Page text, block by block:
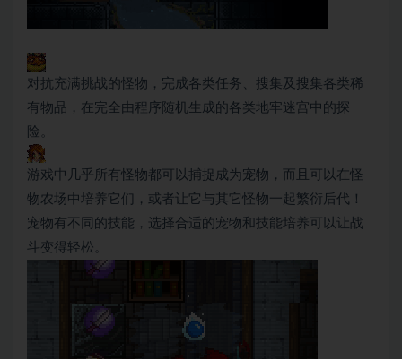
对抗充满挑战的怪物，完成各类任务、搜集及搜集各类稀
有物品，在完全由程序随机生成的各类地牢迷宫中的探
险。
游戏中几乎所有怪物都可以捕捉成为宠物，而且可以在怪
物农场中培养它们，或者让它与其它怪物一起繁衍后代！
宠物有不同的技能，选择合适的宠物和技能培养可以让战
斗变得轻松。